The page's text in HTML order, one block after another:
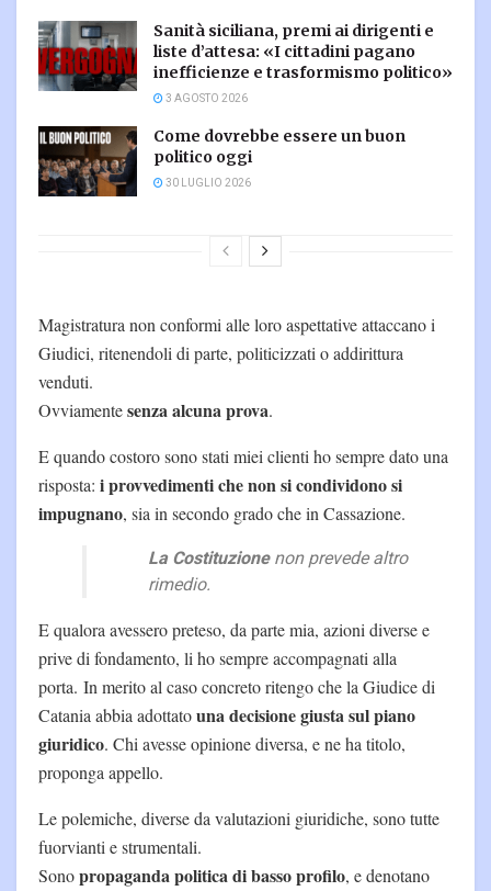
Sanità siciliana, premi ai dirigenti e
liste d’attesa: «I cittadini pagano
inefficienze e trasformismo politico»
3 AGOSTO 2026
Come dovrebbe essere un buon
politico oggi
30 LUGLIO 2026
Magistratura non conformi alle loro aspettative attaccano i
Giudici, ritenendoli di parte, politicizzati o addirittura
venduti.
Ovviamentesenza alcuna prova.
E quando costoro sono stati miei clienti ho sempre dato una
risposta: i provvedimenti che non si condividono si
impugnano, sia in secondo grado che in Cassazione.
La Costituzionenon prevede altro
rimedio.
E qualora avessero preteso, da parte mia, azioni diverse e
prive di fondamento, li ho sempre accompagnati alla
porta. In merito al caso concreto ritengo che la Giudice di
Catania abbia adottatouna decisione giusta sul piano
giuridico. Chi avesse opinione diversa, e ne ha titolo,
proponga appello.
Le polemiche, diverse da valutazioni giuridiche, sono tutte
fuorvianti e strumentali.
Sonopropaganda politica di basso profilo, e denotano